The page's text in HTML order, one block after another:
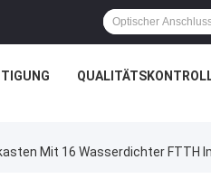
Mit 16 Wasserdichter FTTH